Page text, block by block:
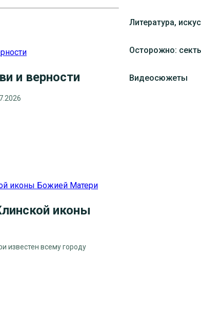
и верности
иконы
известен всему городу
Литература,
Осторожно:
Видеосюжеты